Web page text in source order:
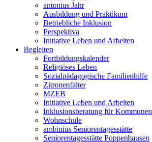
antonius Jahr
Ausbildung und Praktikum
Betriebliche Inklusion
Perspektiva
Initiative Leben und Arbeiten
Begleiten
Fortbildungskalender
Religiöses Leben
Sozialpädagogische Familienhilfe
Zitronenfalter
MZEB
Initiative Leben und Arbeiten
Inklusionsberatung für Kommunen
Wohnschule
ambinius Seniorentagesstätte
Seniorentagesstätte Poppenhausen